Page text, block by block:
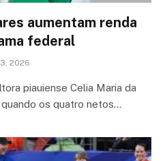
aumentam renda
federal
2026
piauiense Celia Maria da
os quatro netos…